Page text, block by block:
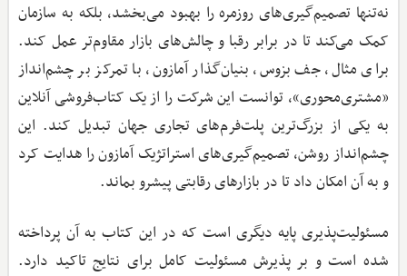
نه‌تنها تصمیم‌گیری‌های روزمره را بهبود می‌بخشد، بلکه به سازمان
کمک می‌کند تا در برابر رقبا و چالش‌های بازار مقاوم‌تر عمل کند.
برای مثال، جف بزوس، بنیان‌گذار آمازون، با تمرکز بر چشم‌انداز
«مشتری‌محوری»، توانست این شرکت را از یک کتاب‌فروشی آنلاین
به یکی از بزرگ‌ترین پلت‌فرم‌های تجاری جهان تبدیل کند. این
چشم‌انداز روشن، تصمیم‌گیری‌های استراتژیک آمازون را هدایت کرد
و به آن امکان داد تا در بازارهای رقابتی پیشرو بماند.
مسئولیت‌پذیری پایه دیگری است که در این کتاب به آن پرداخته
شده است و بر پذیرش مسئولیت کامل برای نتایج تاکید دارد.